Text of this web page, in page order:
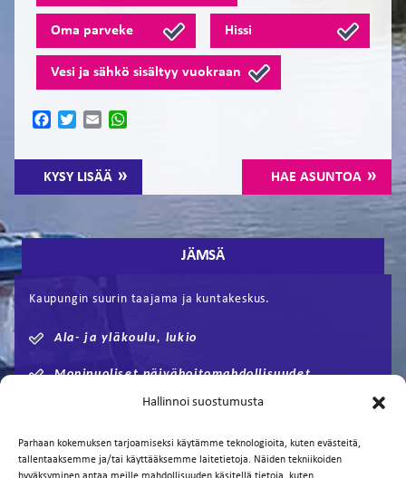
Hallinnoi suostumusta
Parhaan kokemuksen tarjoamiseksi käytämme teknologioita, kuten evästeitä,
tallentaaksemme ja/tai käyttääksemme laitetietoja. Näiden tekniikoiden
Oma parveke Hissi
Vesi ja sähkö sisältyy vuokraan
KYSY LISÄÄ HAE ASUNTOA
FacebookTwitterEmail
JÄMSÄ
Kaupungin suurin taajama ja kuntakeskus.
Ala- ja yläkoulu, lukio
Monipuoliset päivähoitomahdollisuudet
Tampereelle n. 100km